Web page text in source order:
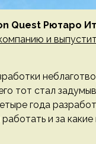
Quest Рютаро
и
тот стал
года
и за